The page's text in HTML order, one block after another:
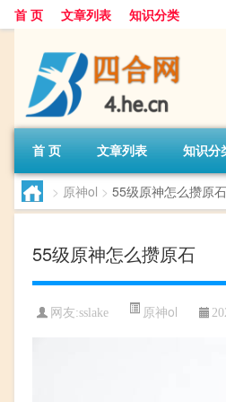
首 页 文章列表 知识分类
首 页 文章列表 知识分
> 原神ol > 55级原神怎么攒原石
55级原神怎么攒原石
网友:sslake 原神ol